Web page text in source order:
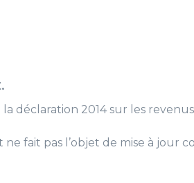
déclaration 2014 sur les
fait pas l’objet de mise à jour